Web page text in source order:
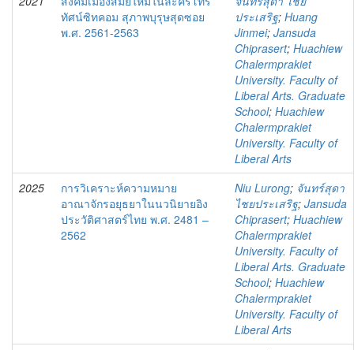
ทัศน์ซิทคอม สุภาพบุรุษสุดซอย
พ.ศ. 2561-2563
ประเสริฐ; Huang
Jinmei; Jansuda
Chiprasert; Huachiew
Chalermprakiet
University. Faculty of
Liberal Arts. Graduate
School; Huachiew
Chalermprakiet
University. Faculty of
Liberal Arts
2025
การวิเคราะห์ความหมาย
อาณาจักรอยุธยาในนวนิยายอิง
ประวัติศาสตร์ไทย พ.ศ. 2481 –
2562
Niu Lurong; จันทร์สุดา
ไชยประเสริฐ; Jansuda
Chiprasert; Huachiew
Chalermprakiet
University. Faculty of
Liberal Arts. Graduate
School; Huachiew
Chalermprakiet
University. Faculty of
Liberal Arts